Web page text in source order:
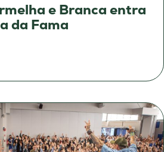
e Branca entra
da Fama